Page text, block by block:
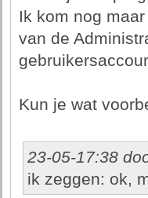
Ik kom nog
van de
Kun je wat
23-05-17:38
ik zeggen: ok,